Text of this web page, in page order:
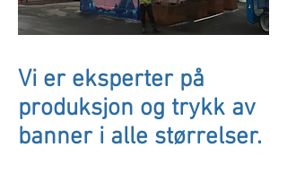
Vi er eksperter på
produksjon og trykk av
banner i alle størrelser.